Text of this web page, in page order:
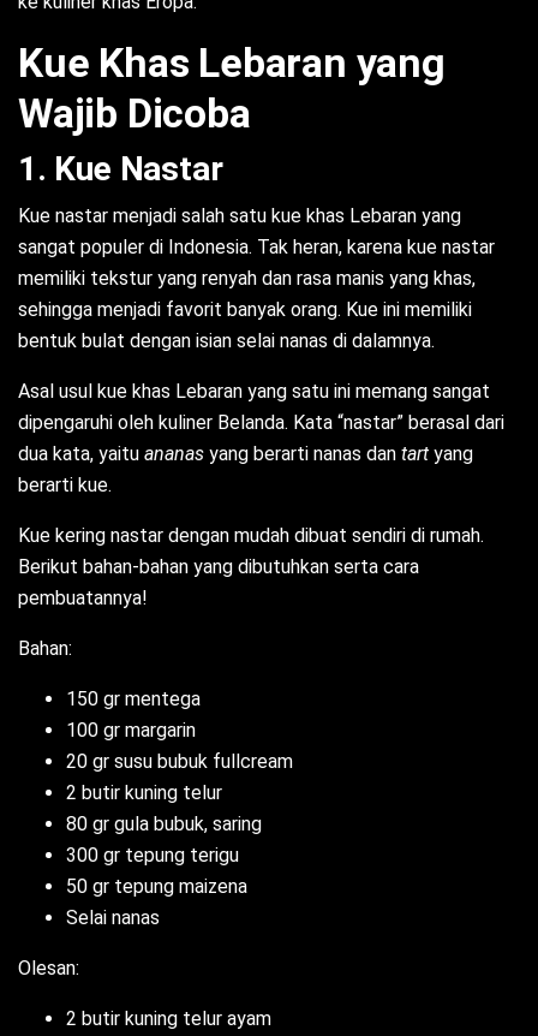
Kue Khas Lebaran yang
Wajib Dicoba
1. Kue Nastar
Kue nastar menjadi salah satu kue khas Lebaran yang
sangat populer di Indonesia. Tak heran, karena kue nastar
memiliki tekstur yang renyah dan rasa manis yang khas,
sehingga menjadi favorit banyak orang. Kue ini memiliki
bentuk bulat dengan isian selai nanas di dalamnya.
Asal usul kue khas Lebaran yang satu ini memang sangat
dipengaruhi oleh kuliner Belanda. Kata “nastar” berasal dari
dua kata, yaitu ananas yang berarti nanas dan tart yang
berarti kue.
Kue kering nastar dengan mudah dibuat sendiri di rumah.
Berikut bahan-bahan yang dibutuhkan serta cara
pembuatannya!
Bahan:
150 gr mentega
100 gr margarin
20 gr susu bubuk fullcream
2 butir kuning telur
80 gr gula bubuk, saring
300 gr tepung terigu
50 gr tepung maizena
Selai nanas
Olesan:
2 butir kuning telur ayam